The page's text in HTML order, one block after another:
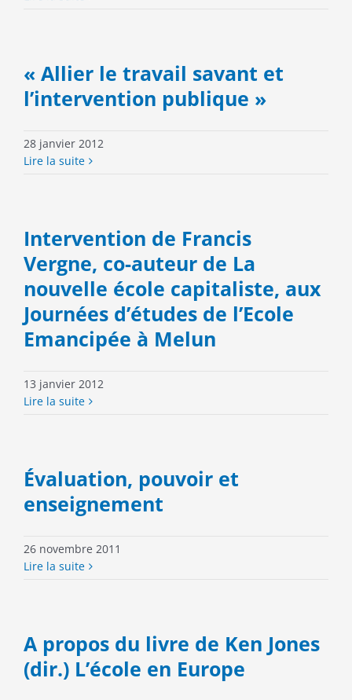
« Allier le travail savant et
l’intervention publique »
28 janvier 2012
Lire la suite
Intervention de Francis
Vergne, co-auteur de La
nouvelle école capitaliste, aux
Journées d’études de l’Ecole
Emancipée à Melun
13 janvier 2012
Lire la suite
Évaluation, pouvoir et
enseignement
26 novembre 2011
Lire la suite
A propos du livre de Ken Jones
(dir.) L’école en Europe